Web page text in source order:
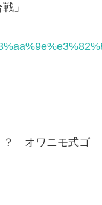
」
？ オワニモ式ゴ